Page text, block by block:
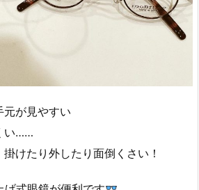
が見やすい
い……
けたり外したり面倒くさい！